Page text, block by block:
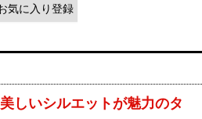
気に入り登録
しいシルエットが魅力のタ